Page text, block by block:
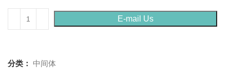
E-mail Us
分类： 中间体